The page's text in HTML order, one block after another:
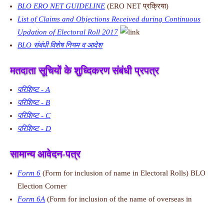
BLO ERO NET GUIDELINE (ERO NET प्रक्रिया)
List of Claims and Objections Received during Continuous
Updation of Electoral Roll 2017
BLO संबंधी विशेष नियम व आदेश
मतदाता सूचियों के शुध्दिकरण संबंधी प्रपत्र
परिशिष्ट - A
परिशिष्ट - B
परिशिष्ट - C
परिशिष्ट - D
सामान्य आवेदन-पत्र
Form 6 (Form for inclusion of name in Electoral Rolls) BLO
Election Corner
Form 6A (Form for inclusion of the name of overseas in